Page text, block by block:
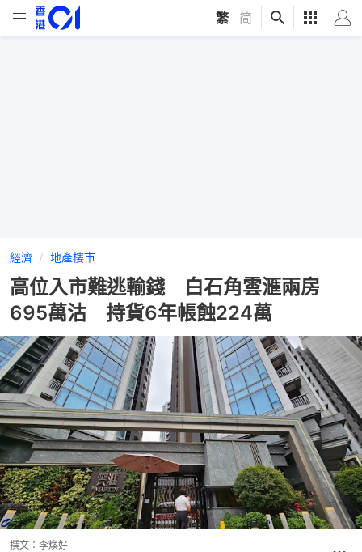
繁 简
經濟 地產樓市
高位入市難逃輸錢 白石角雲滙兩房
695萬沽 持貨6年帳蝕224萬
撰文： 李煥好